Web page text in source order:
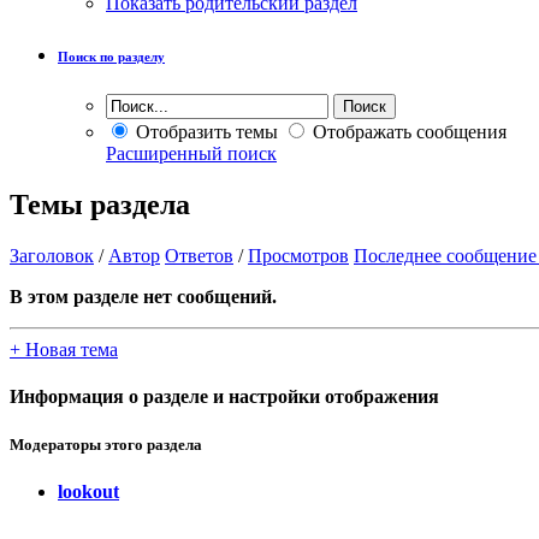
Поиск по разделу
Отобразить темы
Отображать сообщения
Расширенный поиск
Темы раздела
Заголовок / Автор Ответов /Просмотров Последнее сообщение
В этом разделе нет сообщений.
+ Новая тема
Информация о разделе и настройки отображения
Модераторы этого раздела
lookout